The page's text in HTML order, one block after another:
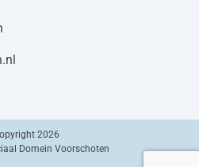
2026
Domein Voorschoten